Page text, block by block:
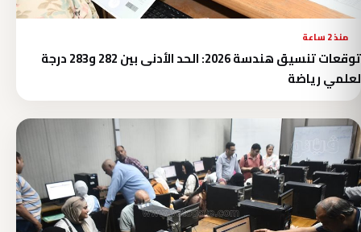
منذ 2 ساعة
توقعات تنسيق هندسة 2026: الحد الأدنى بين 282 و283 درجة
لعلمي رياضة